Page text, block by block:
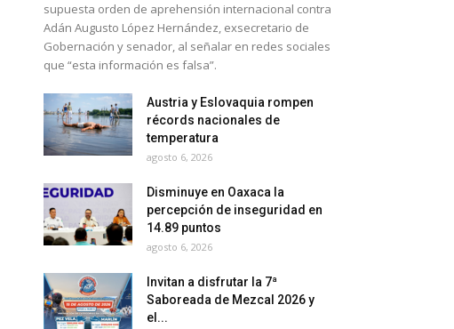
supuesta orden de aprehensión internacional contra
Adán Augusto López Hernández, exsecretario de
Gobernación y senador, al señalar en redes sociales
que “esta información es falsa”.
Austria y Eslovaquia rompen
récords nacionales de
temperatura
agosto 6, 2026
Disminuye en Oaxaca la
percepción de inseguridad en
14.89 puntos
agosto 6, 2026
Invitan a disfrutar la 7ª
Saboreada de Mezcal 2026 y
el...